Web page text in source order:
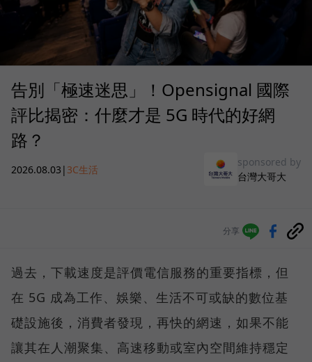
告別「極速迷思」！Opensignal 國際
評比揭密：什麼才是 5G 時代的好網
路？
2026.08.03 | 3C生活
sponsored by
台灣大哥大
分享
過去，下載速度是評價電信服務的重要指標，但
在 5G 成為工作、娛樂、生活不可或缺的數位基
礎設施後，消費者發現，再快的網速，如果不能
讓其在人潮聚集、高速移動或室內空間維持穩定